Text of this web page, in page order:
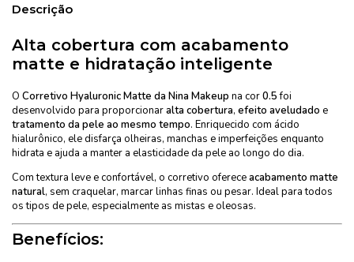
Descrição
Alta cobertura com acabamento
matte e hidratação inteligente
O Corretivo Hyaluronic Matte da Nina Makeup na cor0.5foi
desenvolvido para proporcionaralta cobertura, efeito aveludado e
tratamento da pele ao mesmo tempo. Enriquecido com ácido
hialurônico, ele disfarça olheiras, manchas e imperfeições enquanto
hidrata e ajuda a manter a elasticidade da pele ao longo do dia.
Com textura leve e confortável, o corretivo ofereceacabamento matte
natural, sem craquelar, marcar linhas finas ou pesar. Ideal para todos
os tipos de pele, especialmente as mistas e oleosas.
Benefícios: